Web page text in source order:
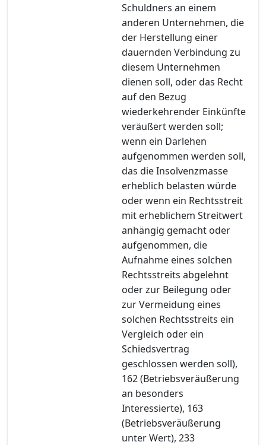
Schuldners an einem
anderen Unternehmen, die
der Herstellung einer
dauernden Verbindung zu
diesem Unternehmen
dienen soll, oder das Recht
auf den Bezug
wiederkehrender Einkünfte
veräußert werden soll;
wenn ein Darlehen
aufgenommen werden soll,
das die Insolvenzmasse
erheblich belasten würde
oder wenn ein Rechtsstreit
mit erheblichem Streitwert
anhängig gemacht oder
aufgenommen, die
Aufnahme eines solchen
Rechtsstreits abgelehnt
oder zur Beilegung oder
zur Vermeidung eines
solchen Rechtsstreits ein
Vergleich oder ein
Schiedsvertrag
geschlossen werden soll),
162 (Betriebsveräußerung
an besonders
Interessierte), 163
(Betriebsveräußerung
unter Wert), 233